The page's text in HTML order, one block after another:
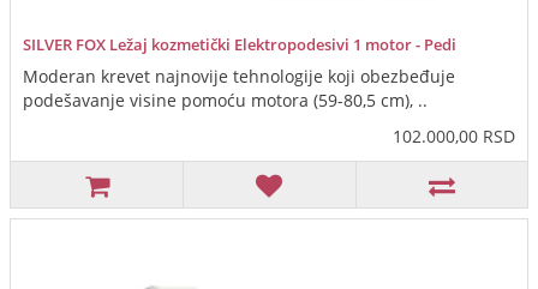
SILVER FOX Ležaj kozmetički Elektropodesivi 1 motor - Pedi
Moderan krevet najnovije tehnologije koji obezbeđuje
podešavanje visine pomoću motora (59-80,5 cm), ..
102.000,00 RSD